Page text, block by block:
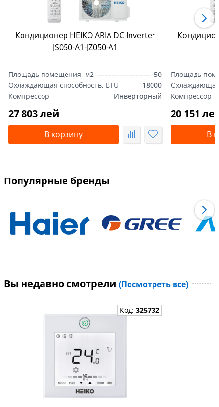
Кондиционер HEIKO ARIA DC Inverter
JS050-A1-JZ050-A1
Площадь помещения, м2
50
Охлаждающая способность, BTU
18000
Компрессор
Инверторный
27 803 лей
В корзину
Площадь
Охлаждающая
Компрессор
20 151
В
Популярные бренды
Вы недавно смотрели (Посмотреть все)
Код:325732